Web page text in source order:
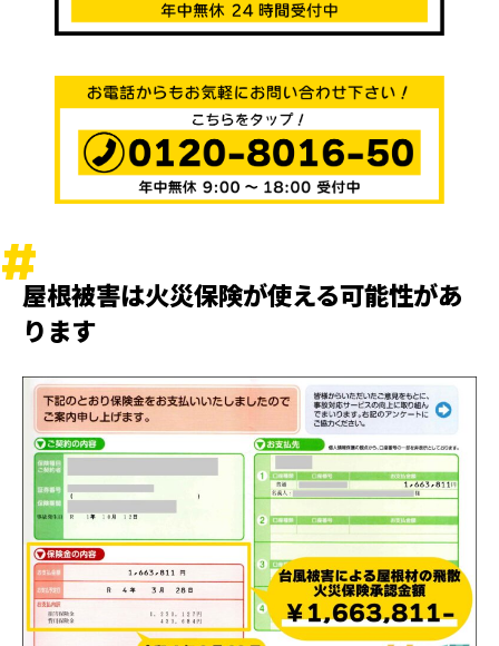
屋根被害は火災保険が使える可能性があ
ります